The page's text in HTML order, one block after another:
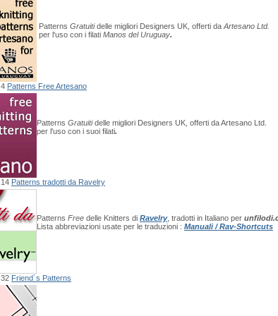
Patterns Gratuitidelle migliori Designers UK, offerti da Artesano Ltd.
per l'uso con i filati Manos del Uruguay.
4 Patterns Free Artesano
Patterns Gratuitidelle migliori Designers UK, offerti da Artesano Ltd.
per l'uso con i suoi filati.
14 Patterns tradotti da Ravelry
Patterns Free delle Knitters di Ravelry, tradotti in Italiano per
Lista abbreviazioni usate per le traduzioni : Manuali / Rav-Shortcuts
32 Friend´s Patterns